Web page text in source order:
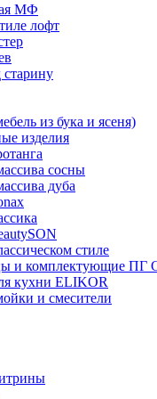
МФ
лофт
из бука и ясеня)
изделия
сосны
дуба
стиле
и комплектующие ПГ
кухни ELIKOR
и смесители